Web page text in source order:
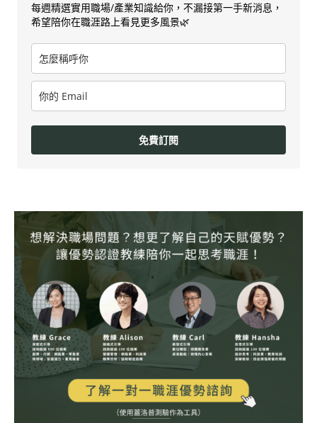
每週精選實用職場/產業知識給你，不漏接第一手新消息，
希望陪你在職涯路上看見更多風景🌿
免費訂閱